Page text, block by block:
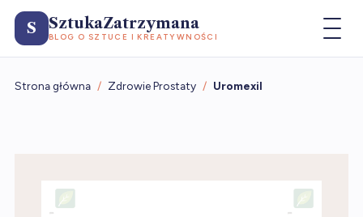
S SztukaZatrzymana
BLOG O SZTUCE I KREATYWNOŚCI
Strona główna / Zdrowie Prostaty / Uromexil